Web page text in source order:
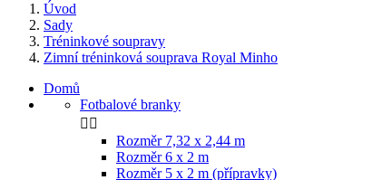
Úvod
Sady
Tréninkové soupravy
Zimní tréninková souprava Royal Minho
Domů
Fotbalové branky
 
Rozměr 7,32 x 2,44 m
Rozměr 6 x 2 m
Rozměr 5 x 2 m (přípravky)